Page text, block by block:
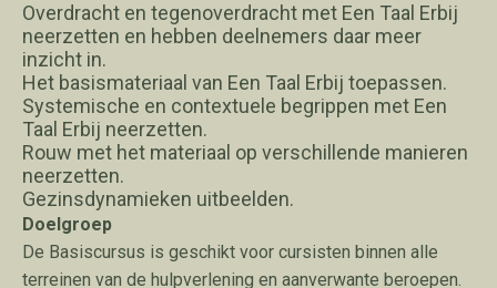
Overdracht en tegenoverdracht met Een Taal Erbij
neerzetten en hebben deelnemers daar meer
inzicht in.
Het basismateriaal van Een Taal Erbij toepassen.
Systemische en contextuele begrippen met Een
Taal Erbij neerzetten.
Rouw met het materiaal op verschillende manieren
neerzetten.
Gezinsdynamieken uitbeelden.
Doelgroep
De Basiscursus is geschikt voor cursisten binnen alle
terreinen van de hulpverlening en aanverwante beroepen.